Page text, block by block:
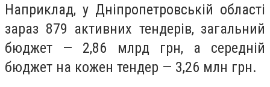
Наприклад, у Дніпропетровській області
зараз 879 активних тендерів, загальний
бюджет — 2,86 млрд грн, а середній
бюджет на кожен тендер — 3,26 млн грн.